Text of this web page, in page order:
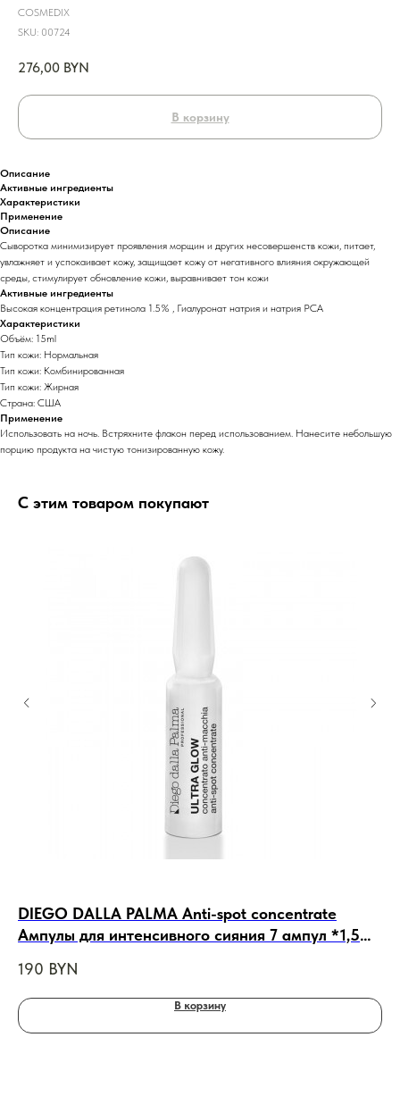
COSMEDIX
SKU: 00724
276,00 BYN
В корзину
Описание
Активные ингредиенты
Характеристики
Применение
Описание
Сыворотка минимизирует проявления морщин и других несовершенств кожи, питает,
увлажняет и успокаивает кожу, защищает кожу от негативного влияния окружающей
среды, стимулирует обновление кожи, выравнивает тон кожи
Активные ингредиенты
Высокая концентрация ретинола 1.5% , Гиалуронат натрия и натрия РСА
Характеристики
Объём: 15ml
Тип кожи: Нормальная
Тип кожи: Комбинированная
Тип кожи: Жирная
Страна: США
Применение
Использовать на ночь. Встряхните флакон перед использованием. Нанесите небольшую
порцию продукта на чистую тонизированную кожу.
С этим товаром покупают
DIEGO DALLA PALMA Anti-spot concentrate
Ампулы для интенсивного сияния 7 ампул *1,5
190 BYN
В корзину